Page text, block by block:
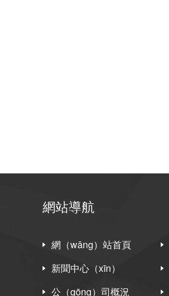
網站導航
網（wǎng）站首頁
新聞中心（xīn）
公（gōng）司概況